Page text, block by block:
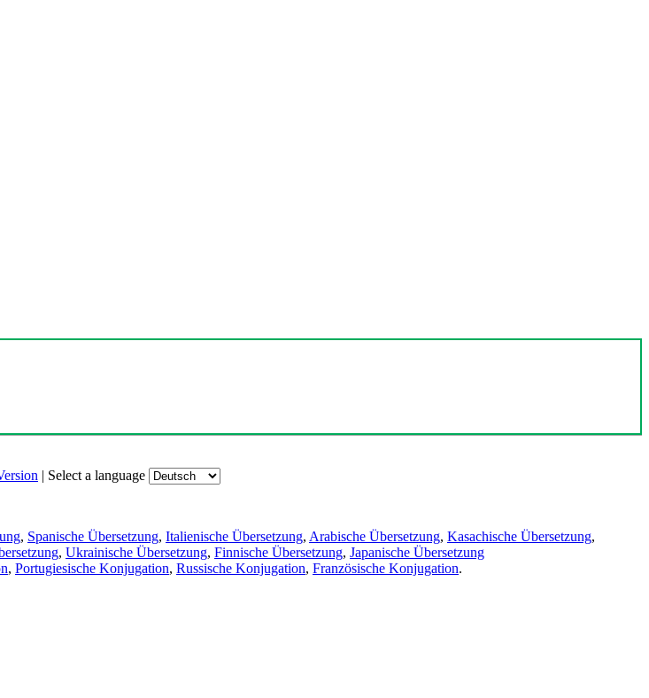
| Select a language
, Spanische Übersetzung, Italienische Übersetzung, Arabische Übersetzung, Kasachische Übersetzung,
, Ukrainische Übersetzung, Finnische Übersetzung, Japanische Übersetzung
, Portugiesische Konjugation, Russische Konjugation, Französische Konjugation.